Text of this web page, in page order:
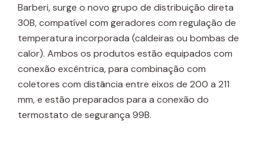
Barberi, surge o novo grupo de distribuição direta
30B, compatível com geradores com regulação de
temperatura incorporada (caldeiras ou bombas de
calor). Ambos os produtos estão equipados com
conexão excêntrica, para combinação com
coletores com distância entre eixos de 200 a 211
mm, e estão preparados para a conexão do
termostato de segurança 99B.